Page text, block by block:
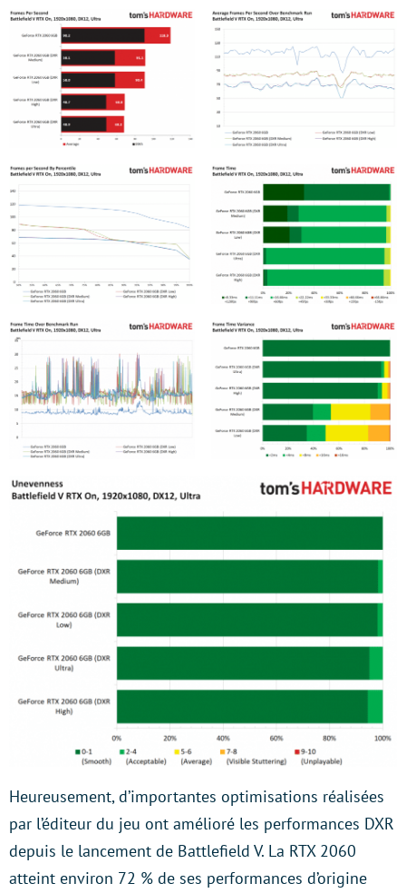
Heureusement, d’importantes optimisations réalisées
par l’éditeur du jeu ont amélioré les performances DXR
depuis le lancement de Battlefield V. La RTX 2060
atteint environ 72 % de ses performances d’origine